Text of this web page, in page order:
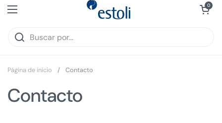
Abrir menú
Ver carrito
0
Página de inicio / Contacto
Contacto